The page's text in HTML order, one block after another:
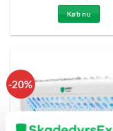
Køb nu
-20%